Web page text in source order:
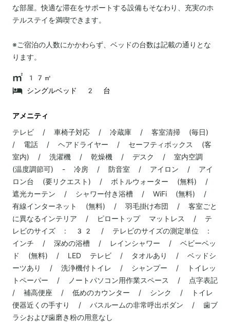
な部屋。快適な滞在をサポートする設備もそなわり、充実のホ
テルステイを満喫できます。
※ご宿泊の人数にかかわらず、ベッドの台数は記載の通りとな
ります。
17㎡
シングルベッド 2 台
アメニティ
テレビ / 車椅子対応 / 冷蔵庫 / 客室清掃 (毎日)
/ 電話 / ヘアドライヤー / セーフティボックス (客
室内) / 洗濯機 / 乾燥機 / デスク / 室内空調
(温度調節可) - 冷房 / 防音室 / アイロン / アイ
ロン台 (要リクエスト) / ボトルウォーター (無料) /
遮光カーテン / シャワー付き浴槽 / WiFi (無料) /
有線インターネット (無料) / 羽毛掛け布団 / 客室ごと
に異なるインテリア / ピロートップ マットレス / テ
レビのサイズ : 32 / テレビのサイズの測定単位 :
インチ / 深めの浴槽 / レインシャワー / ベビーベッ
ド (無料) / LED テレビ / タオルあり / ベッドシ
ーツあり / 洗浄機付トイレ / シャンプー / トイレッ
トペーパー / ノートパソコン用作業スペース / 点字表記
/ 補高便座 / 低めのカウンター / シンク / トイレ
便器近くの手すり / バスルームの非常呼出ボダン / 歯ブ
ラシおよび歯磨き粉の用意なし